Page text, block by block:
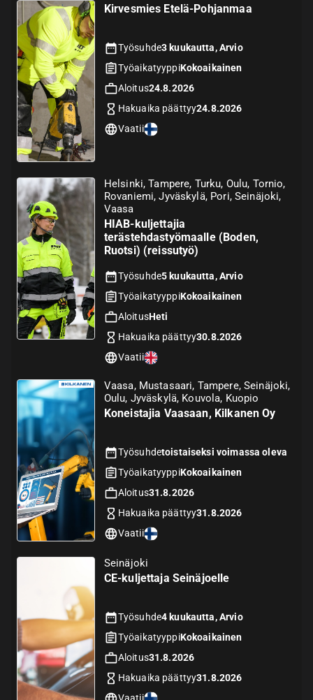
Kirvesmies Etelä-Pohjanmaa
Työsuhde3 kuukautta, Arvio
TyöaikatyyppiKokoaikainen
Aloitus24.8.2026
Hakuaika päättyy24.8.2026
Vaatii
Helsinki, Tampere, Turku, Oulu, Tornio,
Rovaniemi, Jyväskylä, Pori, Seinäjoki,
Vaasa
HIAB-kuljettajia
terästehdastyömaalle (Boden,
Ruotsi) (reissutyö)
Työsuhde5 kuukautta, Arvio
TyöaikatyyppiKokoaikainen
AloitusHeti
Hakuaika päättyy30.8.2026
Vaatii
Vaasa, Mustasaari, Tampere, Seinäjoki,
Oulu, Jyväskylä, Kouvola, Kuopio
Koneistajia Vaasaan, Kilkanen Oy
Työsuhdetoistaiseksi voimassa oleva
TyöaikatyyppiKokoaikainen
Aloitus31.8.2026
Hakuaika päättyy31.8.2026
Vaatii
Seinäjoki
CE-kuljettaja Seinäjoelle
Työsuhde4 kuukautta, Arvio
TyöaikatyyppiKokoaikainen
Aloitus31.8.2026
Hakuaika päättyy31.8.2026